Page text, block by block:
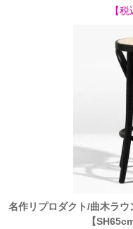
【
名作リプロダクト/曲木ラ
【